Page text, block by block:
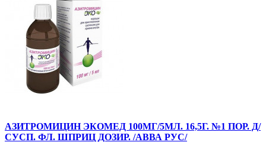
АЗИТРОМИЦИН ЭКОМЕД 100МГ/5МЛ. 16,5Г. №1 ПОР. Д/
СУСП. ФЛ. ШПРИЦ ДОЗИР. /АВВА РУС/